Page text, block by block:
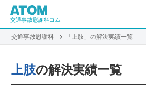
交通事故慰謝料コム
交通事故慰謝料 「上肢」の解決実績一覧
上肢の解決実績一覧